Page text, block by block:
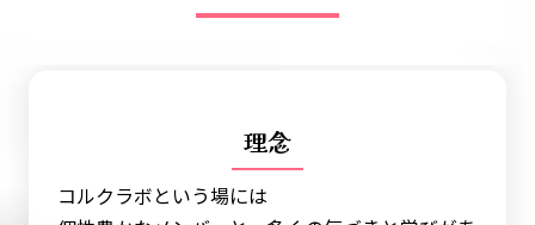
理念
コルクラボという場には